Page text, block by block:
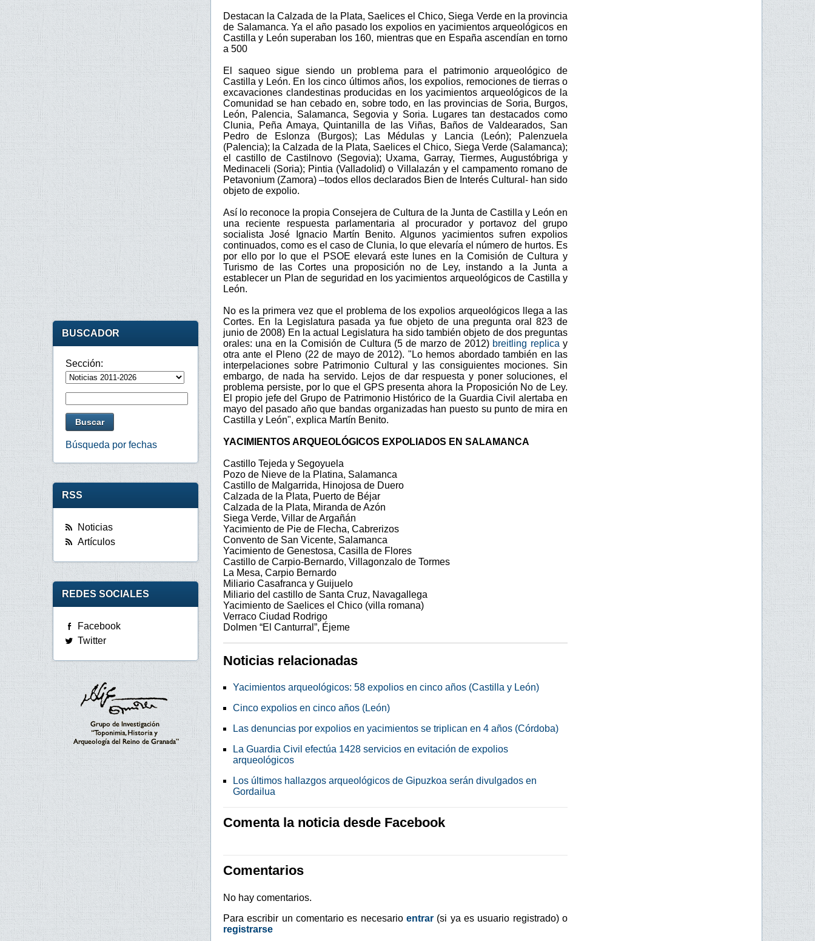
Destacan la Calzada de la Plata, Saelices el Chico, Siega Verde en la provincia
de Salamanca. Ya el año pasado los expolios en yacimientos arqueológicos en
Castilla y León superaban los 160, mientras que en España ascendían en torno
a 500
El saqueo sigue siendo un problema para el patrimonio arqueológico de
Castilla y León. En los cinco últimos años, los expolios, remociones de tierras o
excavaciones clandestinas producidas en los yacimientos arqueológicos de la
Comunidad se han cebado en, sobre todo, en las provincias de Soria, Burgos,
León, Palencia, Salamanca, Segovia y Soria. Lugares tan destacados como
Clunia, Peña Amaya, Quintanilla de las Viñas, Baños de Valdearados, San
Pedro de Eslonza (Burgos); Las Médulas y Lancia (León); Palenzuela
(Palencia); la Calzada de la Plata, Saelices el Chico, Siega Verde (Salamanca);
el castillo de Castilnovo (Segovia); Uxama, Garray, Tiermes, Augustóbriga y
Medinaceli (Soria); Pintia (Valladolid) o Villalazán y el campamento romano de
Petavonium (Zamora) –todos ellos declarados Bien de Interés Cultural- han sido
objeto de expolio.
Así lo reconoce la propia Consejera de Cultura de la Junta de Castilla y León en
una reciente respuesta parlamentaria al procurador y portavoz del grupo
socialista José Ignacio Martín Benito. Algunos yacimientos sufren expolios
continuados, como es el caso de Clunia, lo que elevaría el número de hurtos. Es
por ello por lo que el PSOE elevará este lunes en la Comisión de Cultura y
Turismo de las Cortes una proposición no de Ley, instando a la Junta a
establecer un Plan de seguridad en los yacimientos arqueológicos de Castilla y
León.
No es la primera vez que el problema de los expolios arqueológicos llega a las
Cortes. En la Legislatura pasada ya fue objeto de una pregunta oral 823 de
junio de 2008) En la actual Legislatura ha sido también objeto de dos preguntas
orales: una en la Comisión de Cultura (5 de marzo de 2012) breitling replica y
otra ante el Pleno (22 de mayo de 2012). "Lo hemos abordado también en las
interpelaciones sobre Patrimonio Cultural y las consiguientes mociones. Sin
embargo, de nada ha servido. Lejos de dar respuesta y poner soluciones, el
problema persiste, por lo que el GPS presenta ahora la Proposición No de Ley.
El propio jefe del Grupo de Patrimonio Histórico de la Guardia Civil alertaba en
mayo del pasado año que bandas organizadas han puesto su punto de mira en
Castilla y León", explica Martín Benito.
YACIMIENTOS ARQUEOLÓGICOS EXPOLIADOS EN SALAMANCA
Castillo Tejeda y Segoyuela
Pozo de Nieve de la Platina, Salamanca
Castillo de Malgarrida, Hinojosa de Duero
Calzada de la Plata, Puerto de Béjar
Calzada de la Plata, Miranda de Azón
Siega Verde, Villar de Argañán
Yacimiento de Pie de Flecha, Cabrerizos
Convento de San Vicente, Salamanca
Yacimiento de Genestosa, Casilla de Flores
Castillo de Carpio-Bernardo, Villagonzalo de Tormes
La Mesa, Carpio Bernardo
Miliario Casafranca y Guijuelo
Miliario del castillo de Santa Cruz, Navagallega
Yacimiento de Saelices el Chico (villa romana)
Verraco Ciudad Rodrigo
Dolmen “El Canturral”, Éjeme
Noticias relacionadas
Yacimientos arqueológicos: 58 expolios en cinco años (Castilla y León)
Cinco expolios en cinco años (León)
Las denuncias por expolios en yacimientos se triplican en 4 años (Córdoba)
La Guardia Civil efectúa 1428 servicios en evitación de expolios
arqueológicos
Los últimos hallazgos arqueológicos de Gipuzkoa serán divulgados en
Gordailua
Comenta la noticia desde Facebook
Comentarios
No hay comentarios.
Para escribir un comentario es necesario entrar (si ya es usuario registrado) o
registrarse
BUSCADOR
Sección:
Búsqueda por fechas
RSS
Noticias
Artículos
REDES SOCIALES
Facebook
Twitter